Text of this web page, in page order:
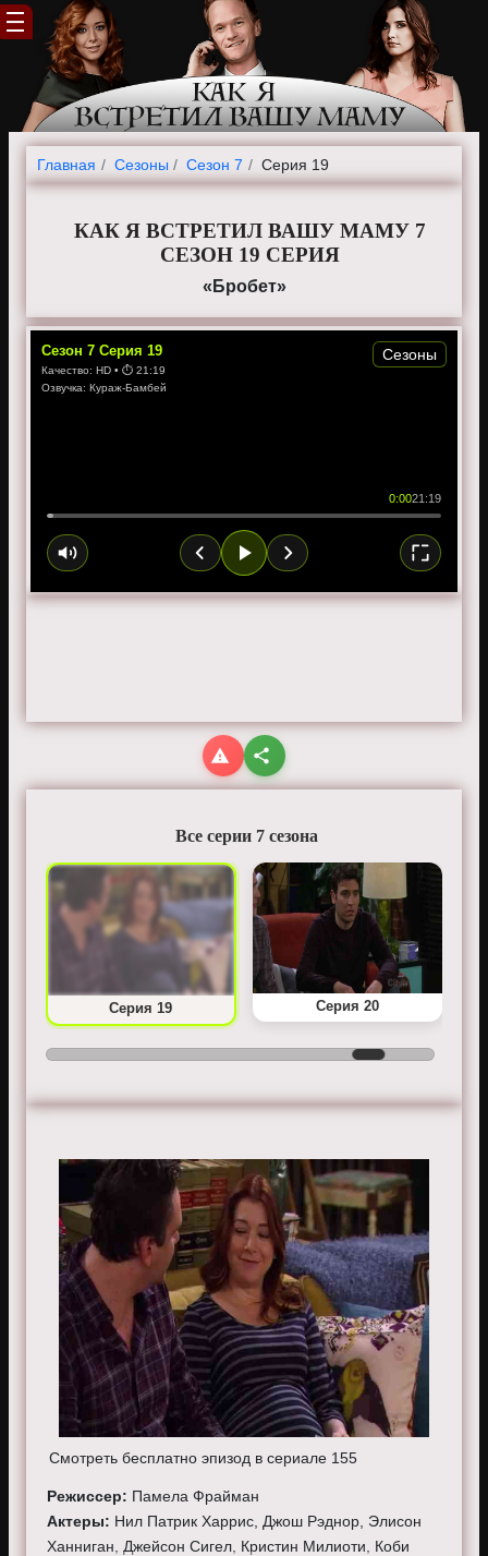
Главная Cезоны Сезон 7 Серия 19
КАК Я ВСТРЕТИЛ ВАШУ МАМУ 7
СЕЗОН 19 СЕРИЯ
«Бробет»
Сезон 7 Серия 19
Качество: HD • ⏱ 21:19
Озвучка: Кураж-Бамбей
0:0021:19
Сезоны
Все серии 7 сезона
Серия 19 Серия 20
Смотреть бесплатно эпизод в сериале 155
Режиссер: Памела Фрайман
Актеры: Нил Патрик Харрис, Джош Рэднор, Элисон
Ханниган, Джейсон Сигел, Кристин Милиоти, Коби